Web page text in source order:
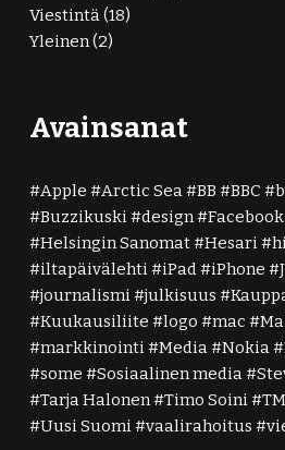
Viestintä(18)
Yleinen(2)
Avainsanat
Apple Arctic Sea BB BBC
Buzzikuski
design Facebook
Helsingin Sanomat
Hesari
iltapäivälehti
iPad iPhone
journalismi
julkisuus
Kuukausiliite
logo mac
markkinointi
Media Nokia
some
Sosiaalinen media
Tarja Halonen
Timo Soini TM
Uusi Suomi
vaalirahoitus